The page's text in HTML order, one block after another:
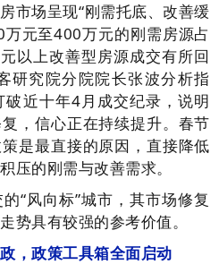
市场呈现“刚需托底、改善缓
元至400万元的刚需房源占
以上改善型房源成交有所回
研究院分院院长张波分析指
近十年4月成交纪录，说明
，信心正在持续提升。春节
是最直接的原因，直接降低
压的刚需与改善需求。
“风向标”城市，其市场修复
势具有较强的参考价值。
，政策工具箱全面启动